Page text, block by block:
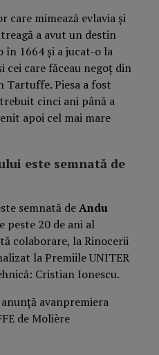
care mimează evlavia și
a avut un destin
în 1664 și a jucat-o la
cei care făceau negoț din
Tartuffe. Piesa a fost
cinci ani până a
apoi cel mai mare
este semnată de
semnată deAndu
peste 20 de ani al
colaborare, la Rinocerii
la Premiile UNITER
Cristian Ionescu.